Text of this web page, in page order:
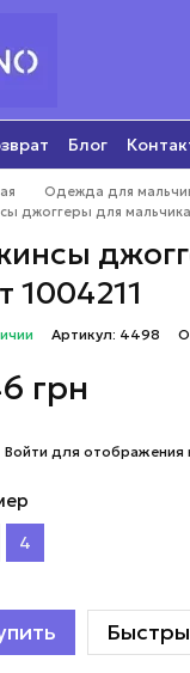
Блог
Одежда для
джоггеры для
1004211
Артикул: 4498
грн
Войти для отображения
4